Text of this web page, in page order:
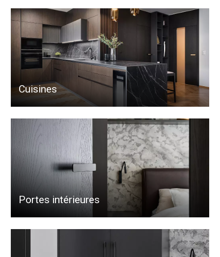
Cuisines
Portes intérieures